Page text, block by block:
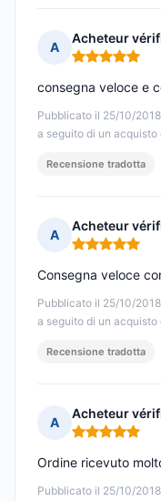
A
Acheteur
Nota: 5 su 5
Pubblicato il 25/10/2018
a seguito di un
consegna veloce e
Recensione tradotta
A
Acheteur
Nota: 5 su 5
Pubblicato il 25/10/2018
a seguito di un
Consegna veloce
Recensione tradotta
A
Acheteur
Nota: 5 su 5
Pubblicato il 25/10/
Ordine ricevuto